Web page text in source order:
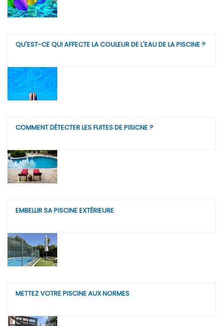
QU'EST-CE QUI AFFECTE LA COULEUR DE L'EAU DE LA PISCINE ?
COMMENT DÉTECTER LES FUITES DE PISICNE ?
EMBELLIR SA PISCINE EXTÉRIEURE
METTEZ VOTRE PISCINE AUX NORMES